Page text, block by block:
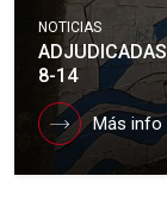
NOTICIAS
8-14
Más info